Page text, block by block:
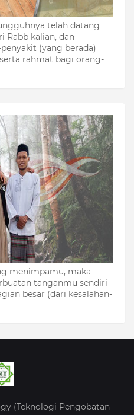
telah datang
Rabb kalian, dan
(yang berada)
rahmat bagi orang-
menimpamu, maka
tanganmu sendiri
besar (dari kesalahan-
(Teknologi Pengobatan